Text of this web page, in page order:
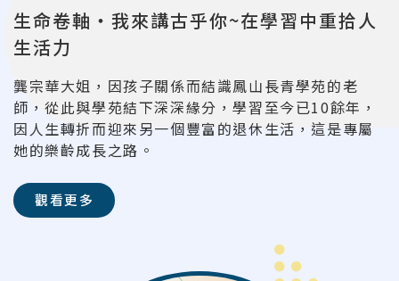
生命卷軸‧我來講古乎你~在學習中重拾人
生活力
龔宗華大姐，因孩子關係而結識鳳山長青學苑的老
師，從此與學苑結下深深緣分，學習至今已10餘年，
因人生轉折而迎來另一個豐富的退休生活，這是專屬
她的樂齡成長之路。
觀看更多